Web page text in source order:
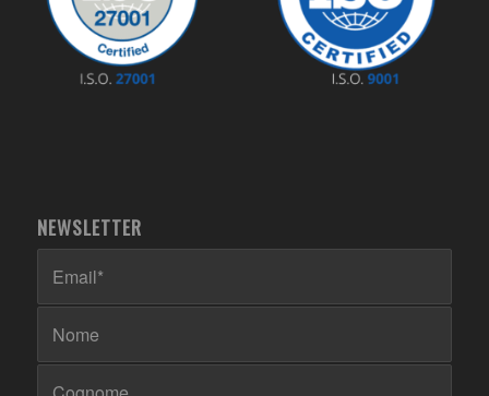
NEWSLETTER